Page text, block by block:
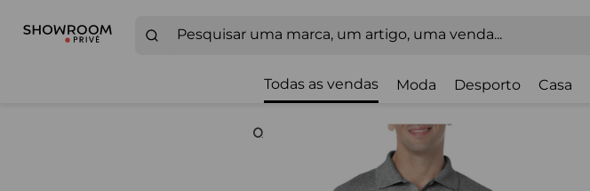
Todas as vendas Moda Desporto Casa